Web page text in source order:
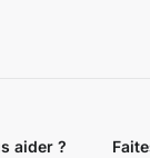
aider ?